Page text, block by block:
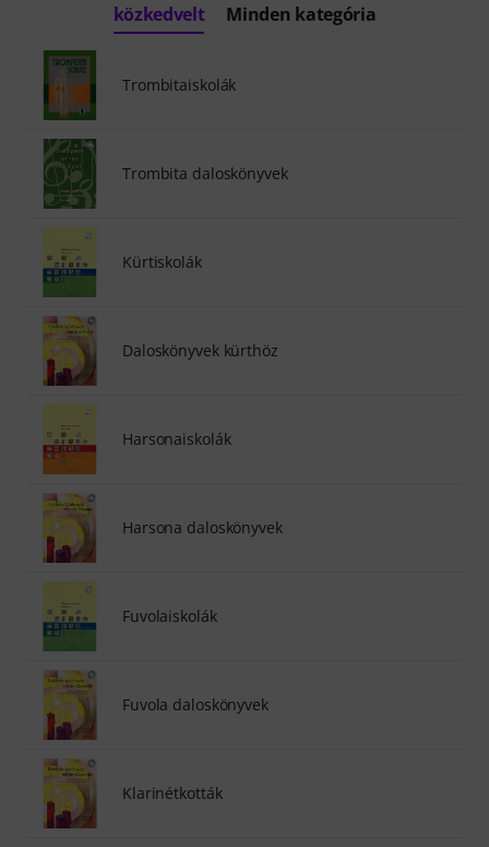
közkedvelt Minden kategória
Trombitaiskolák
Trombita daloskönyvek
Kürtiskolák
Daloskönyvek kürthöz
Harsonaiskolák
Harsona daloskönyvek
Fuvolaiskolák
Fuvola daloskönyvek
Klarinétkották